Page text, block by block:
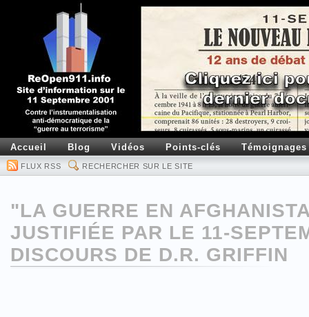
Accueil Blog Vidéos Points-clés Témoignages
FLUX RSS RECHERCHER SUR LE SITE
"LA GUERRE EN
JUSTIFIÉE PAR LE 11-
DISCOURS DE D.R. GRIFFIN